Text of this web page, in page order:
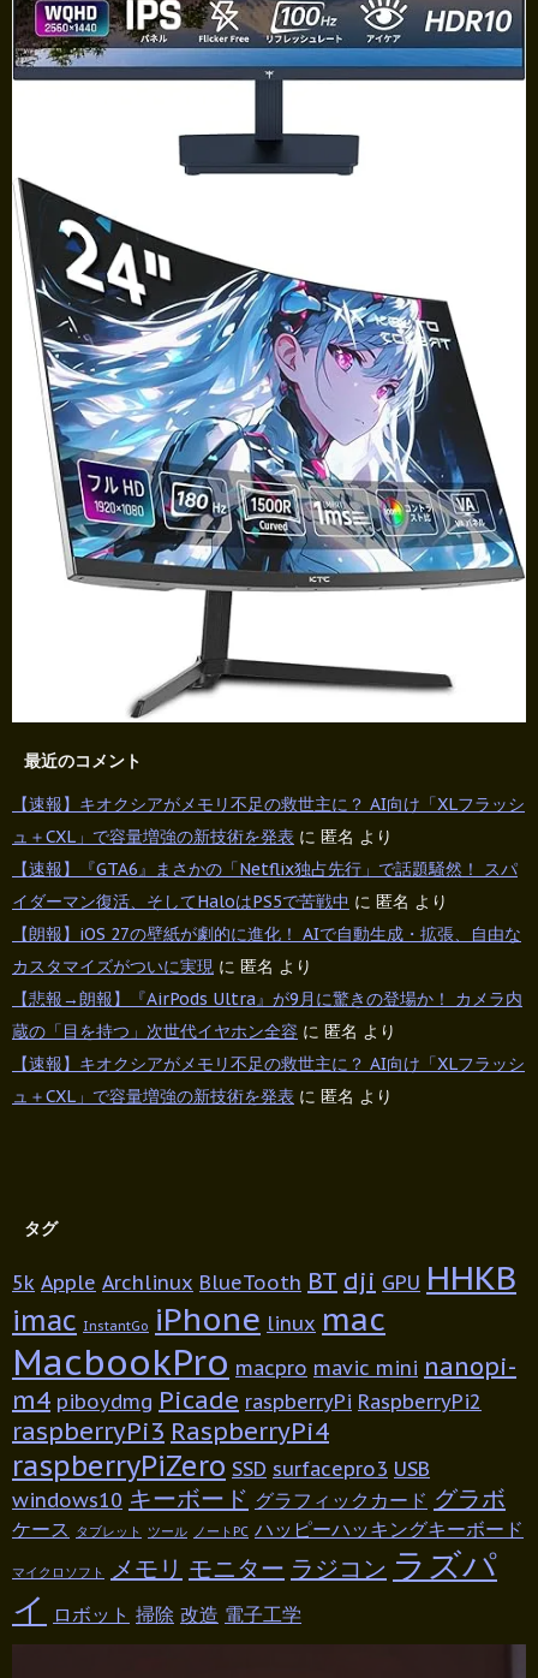
最近のコメント
【速報】キオクシアがメモリ不足の救世主に？ AI向け「XLフラッシ
ュ＋CXL」で容量増強の新技術を発表 に 匿名 より
【速報】『GTA6』まさかの「Netflix独占先行」で話題騒然！ スパ
イダーマン復活、そしてHaloはPS5で苦戦中 に 匿名 より
【朗報】iOS 27の壁紙が劇的に進化！ AIで自動生成・拡張、自由な
カスタマイズがついに実現 に 匿名 より
【悲報→朗報】『AirPods Ultra』が9月に驚きの登場か！ カメラ内
蔵の「目を持つ」次世代イヤホン全容 に 匿名 より
【速報】キオクシアがメモリ不足の救世主に？ AI向け「XLフラッシ
ュ＋CXL」で容量増強の新技術を発表 に 匿名 より
タグ
5k Apple Archlinux BlueTooth BT dji GPU HHKB
imac InstantGo iPhone linux mac
MacbookPro macpro mavic mini nanopi-
m4 piboydmg Picade raspberryPi RaspberryPi2
raspberryPi3 RaspberryPi4
raspberryPiZero SSD surfacepro3 USB
windows10 キーボード グラフィックカード グラボ
ケース タブレット ツール ノートPC ハッピーハッキングキーボード
マイクロソフト メモリ モニター ラジコン ラズパ
イ
ロボット 掃除 改造 電子工学